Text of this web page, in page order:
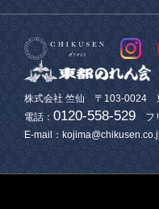
株式会社 竺仙 〒103-0024
電話： 0120-558-529 フ
E-mail：